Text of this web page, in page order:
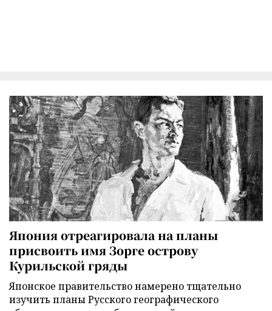
Япония отреагировала на планы
присвоить имя Зорге острову
Курильской гряды
Японское правительство намерено тщательно
изучить планы Русского географического